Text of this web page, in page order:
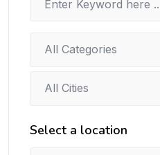
All Categories
All Cities
Select a location